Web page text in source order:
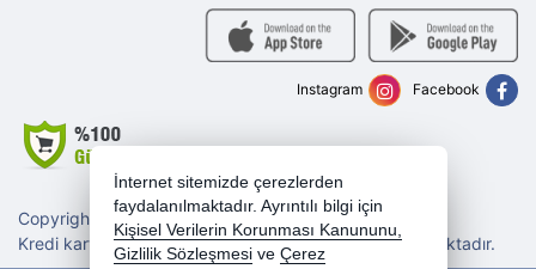
Copyright 2026 morotogrup.com - Tüm hakları saklıdır.
Kredi kartı bilgileriniz 256bit SSL sertifikası ile korunmaktadır.
Facebook
Instagram
İnternet sitemizde çerezlerden
faydalanılmaktadır. Ayrıntılı bilgi için
Kişisel Verilerin Korunması Kanununu,
Gizlilik Sözleşmesi ve Çerez